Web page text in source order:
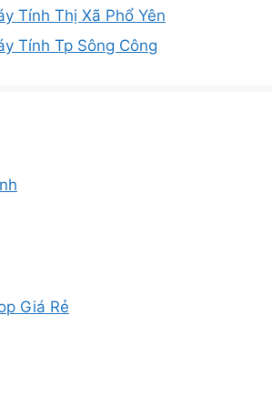
Tính Thị Xã Phổ Yên
Tính Tp Sông Công
Giá Rẻ